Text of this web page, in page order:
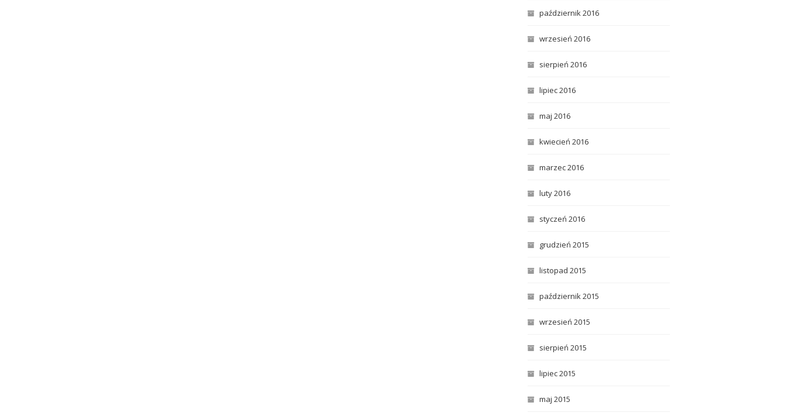
październik 2016
wrzesień 2016
sierpień 2016
lipiec 2016
maj 2016
kwiecień 2016
marzec 2016
luty 2016
styczeń 2016
grudzień 2015
listopad 2015
październik 2015
wrzesień 2015
sierpień 2015
lipiec 2015
maj 2015